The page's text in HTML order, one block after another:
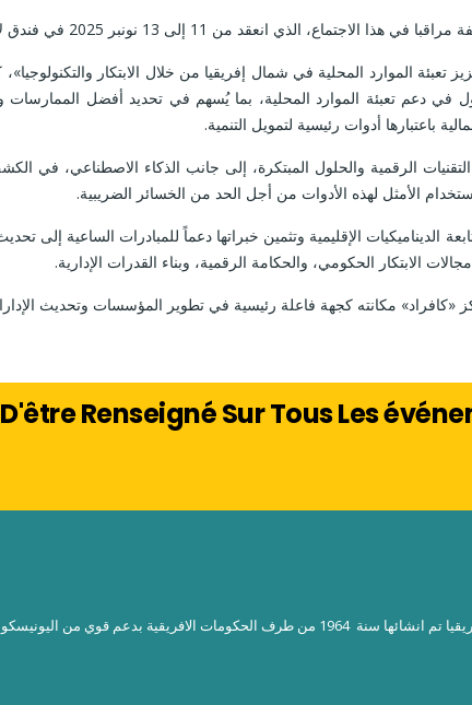
من 11 إلى 13 نونبر 2025 في فندق لاتور حسن بالاس بالرباط، المغرب.
تعبئة الموارد المحلية في شمال إفريقيا من خلال الابتكار
في دعم تعبئة الموارد المحلية، بما يُسهم في تحديد أفضل الممارسات
باعتبارها أدوات رئيسية لتمويل التنمية.
الرقمية والحلول المبتكرة، إلى جانب الذكاء الاصطناعي، في
الأمثل لهذه الأدوات من أجل الحد من الخسائر الضريبية.
الديناميكيات الإقليمية وتثمين خبراتها دعماً للمبادرات الساعية
الابتكار الحكومي، والحكامة الرقمية، وبناء القدرات الإدارية.
مكانته كجهة فاعلة رئيسية في تطوير المؤسسات وتحديث
Renseigné Sur Tous Les
الافريقية بدعم قوي من اليونيسكو